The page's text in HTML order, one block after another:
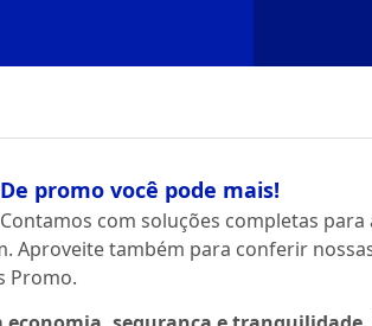
promo você pode mais!
com soluções completas para
Aproveite também para conferir
Promo.